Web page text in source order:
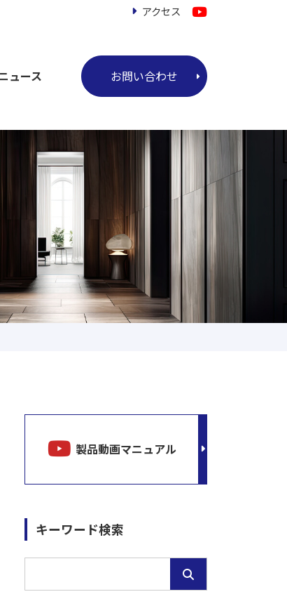
アクセス
ュース お問い合わせ
製品動画マニュアル
キーワード検索